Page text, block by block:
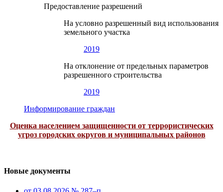
Предоставление разрешений
На условно разрешенный вид использования
земельного участка
2019
На отклонение от предельных параметров
разрешенного строительства
2019
Информирование граждан
Оценка населением защищенности от террористических
угроз городских округов и муниципальных районов
Новые документы